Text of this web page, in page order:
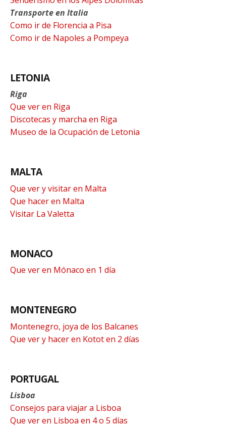
Transporte en Italia
Como ir de Florencia a Pisa
Como ir de Napoles a Pompeya
LETONIA
Riga
Que ver en Riga
Discotecas y marcha en Riga
Museo de la Ocupación de Letonia
MALTA
Que ver y visitar en Malta
Que hacer en Malta
Visitar La Valetta
MONACO
Que ver en Mónaco en 1 día
MONTENEGRO
Montenegro, joya de los Balcanes
Que ver y hacer en Kotot en 2 días
PORTUGAL
Lisboa
Consejos para viajar a Lisboa
Que ver en Lisboa en 4 o 5 días